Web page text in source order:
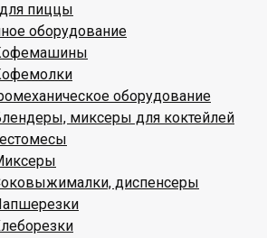
пиццы
оборудование
оборудование
миксеры для коктейлей
диспенсеры